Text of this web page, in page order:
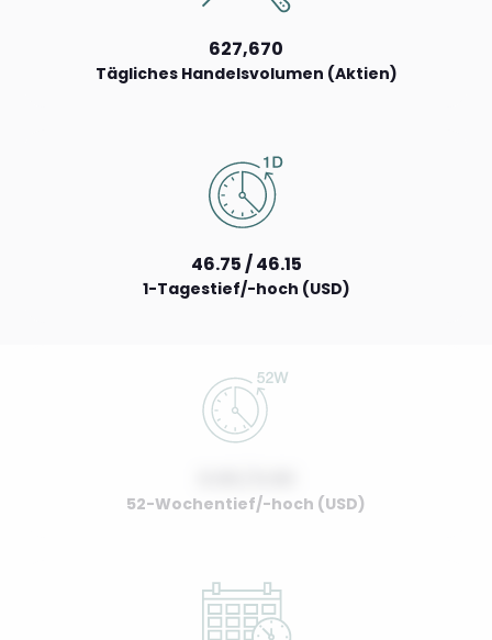
627,670
Tägliches Handelsvolumen (Aktien)
46.75 / 46.15
1-Tagestief/-hoch (USD)
52-Wochentief/-hoch (USD)